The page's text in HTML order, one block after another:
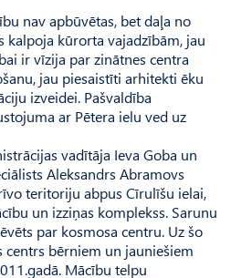
nav apbūvētas, bet daļa no
kalpoja kūrorta vajadzībām, jau
ir vīzija par zinātnes centra
jau piesaistīti arhitekti ēku
izveidei. Pašvaldība
ar Pētera ielu ved uz
vadītāja Ieva Goba un
Aleksandrs Abramovs
teritoriju abpus Cīrulīšu ielai,
un izziņas komplekss. Sarunu
par kosmosa centru. Uz šo
centrs bērniem un jauniešiem
Mācību telpu